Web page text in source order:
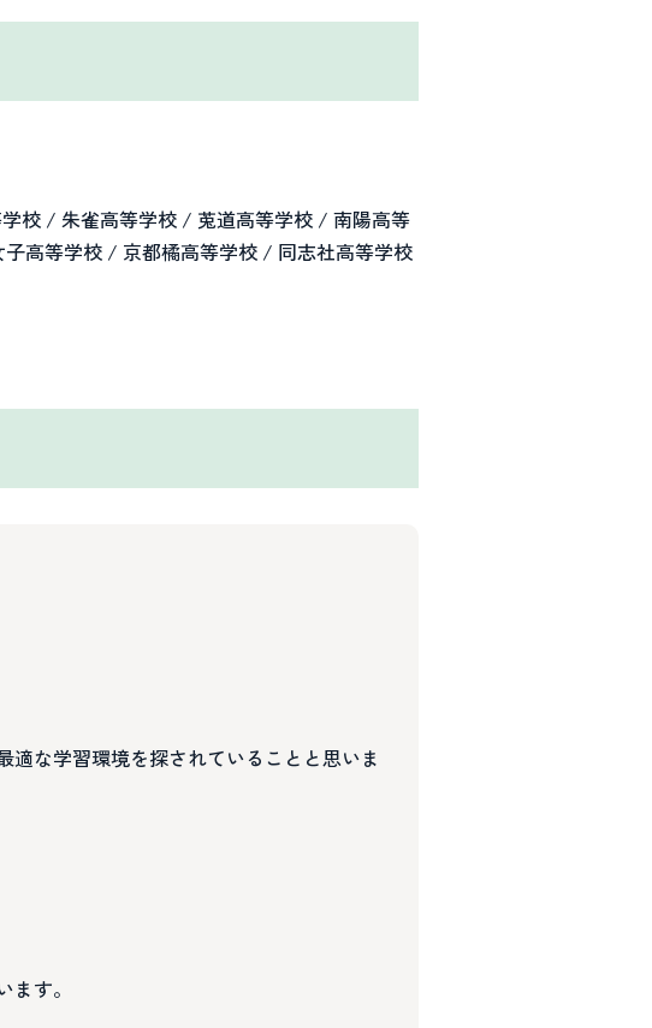
校 / 朱雀高等学校 / 莵道高等学校 / 南陽高等
高等学校 / 京都橘高等学校 / 同志社高等学校
な学習環境を探されていることと思いま
す。